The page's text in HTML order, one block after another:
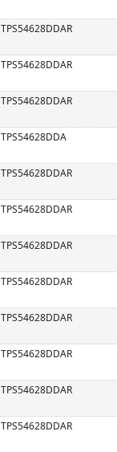
TPS54628DDAR
TPS54628DDAR
TPS54628DDAR
TPS54628DDA
TPS54628DDAR
TPS54628DDAR
TPS54628DDAR
TPS54628DDAR
TPS54628DDAR
TPS54628DDAR
TPS54628DDAR
TPS54628DDAR